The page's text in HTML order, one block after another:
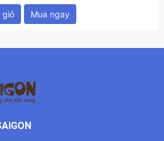
giỏ Mua ngay